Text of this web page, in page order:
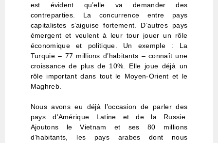
est évident qu’elle va demander des
contreparties. La concurrence entre pays
capitalistes s’aiguise fortement. D’autres pays
émergent et veulent à leur tour jouer un rôle
économique et politique. Un exemple : La
Turquie – 77 millions d’habitants – connaît une
croissance de plus de 10%. Elle joue déjà un
rôle important dans tout le Moyen-Orient et le
Maghreb.
Nous avons eu déjà l’occasion de parler des
pays d’Amérique Latine et de la Russie.
Ajoutons le Vietnam et ses 80 millions
d’habitants, les pays arabes dont nous